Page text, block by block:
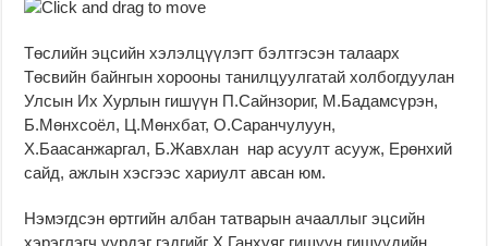
Төслийн эцсийн хэлэлцүүлэгт бэлтгэсэн талаарх
Төсвийн байнгын хорооны танилцуулгатай холбогдуулан
Улсын Их Хурлын гишүүн П.Сайнзориг, М.Бадамсүрэн,
Б.Мөнхсоёл, Ц.Мөнхбат, О.Саранчулуун,
Х.Баасанжаргал, Б.Жавхлан нар асуулт асууж, Ерөнхий
сайд, ажлын хэсгээс хариулт авсан юм.
Нэмэгдсэн өртгийн албан татварын ачааллыг эцсийн
хэрэглэгч үүрдэг гэдгийг Х.Ганхуяг гишүүн гишүүдийн